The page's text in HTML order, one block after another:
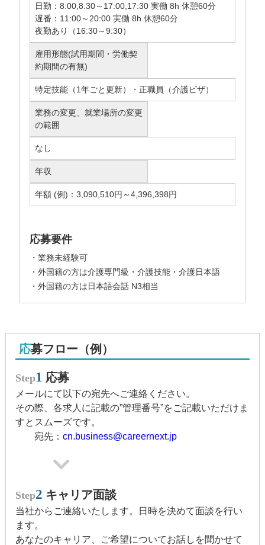
日勤：8:00,8:30～17:00,17:30 実働 8h 休憩60分
遅番：11:00～20:00 実働 8h 休憩60分
夜勤あり（16:30～9:30）
雇用形態(試用期間・労働契
約期間の有無)
特定技能（1年ごと更新）・正職員（介護ビザ）
業務の変更、就業場所の変更
の範囲
なし
年収
年額 (例)：3,090,510円～4,396,398円
応募要件
・業務未経験可
・外国籍の方は介護専門級・介護技能・介護日本語
・外国籍の方は日本語会話 N3相当
応募フロー（例）
Step1 応募
メールにて以下の宛先へご連絡ください。
その際、各求人に記載の”管理番号”をご記載いただけま
すとスムーズです。
宛先： cn.business@careernext.jp
Step2 キャリア面談
当社からご連絡いたします。日時を決めて面談を行い
ます。
あなたのキャリア、ご希望についてお話しを聞かせて